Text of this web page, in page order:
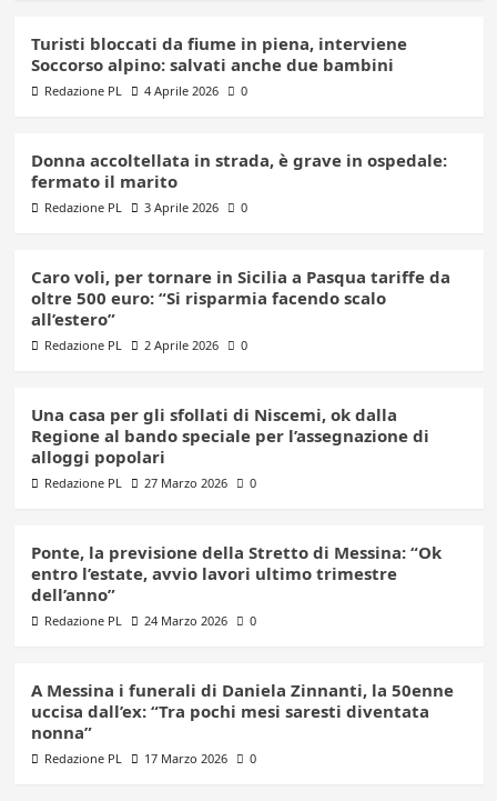
Turisti bloccati da fiume in piena, interviene
Soccorso alpino: salvati anche due bambini
Redazione PL 4 Aprile 2026 0
Donna accoltellata in strada, è grave in ospedale:
fermato il marito
Redazione PL 3 Aprile 2026 0
Caro voli, per tornare in Sicilia a Pasqua tariffe da
oltre 500 euro: “Si risparmia facendo scalo
all’estero”
Redazione PL 2 Aprile 2026 0
Una casa per gli sfollati di Niscemi, ok dalla
Regione al bando speciale per l’assegnazione di
alloggi popolari
Redazione PL 27 Marzo 2026 0
Ponte, la previsione della Stretto di Messina: “Ok
entro l’estate, avvio lavori ultimo trimestre
dell’anno”
Redazione PL 24 Marzo 2026 0
A Messina i funerali di Daniela Zinnanti, la 50enne
uccisa dall’ex: “Tra pochi mesi saresti diventata
nonna”
Redazione PL 17 Marzo 2026 0